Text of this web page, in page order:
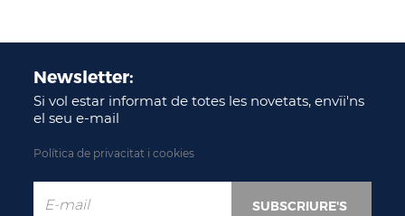
Newsletter:
Si vol estar informat de totes les novetats, envïi'ns
el seu e-mail
Política de privacitat i cookies